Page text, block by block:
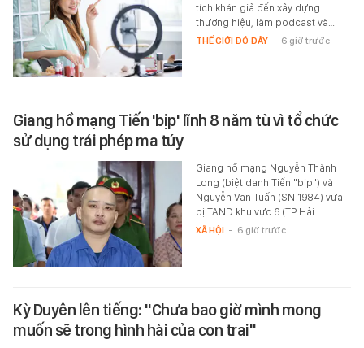
tích khán giả đến xây dựng
thương hiệu, làm podcast và…
THẾ GIỚI ĐÓ ĐÂY - 6 giờ trước
Giang hồ mạng Tiến 'bịp' lĩnh 8 năm tù vì tổ chức
sử dụng trái phép ma túy
Giang hồ mạng Nguyễn Thành
Long (biệt danh Tiến "bịp") và
Nguyễn Văn Tuấn (SN 1984) vừa
bị TAND khu vực 6 (TP Hải…
XÃ HỘI - 6 giờ trước
Kỳ Duyên lên tiếng: "Chưa bao giờ mình mong
muốn sẽ trong hình hài của con trai"